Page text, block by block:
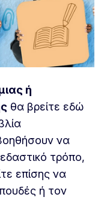
ή
θα βρείτε εδώ
να
τρόπο,
επίσης να
ή τον